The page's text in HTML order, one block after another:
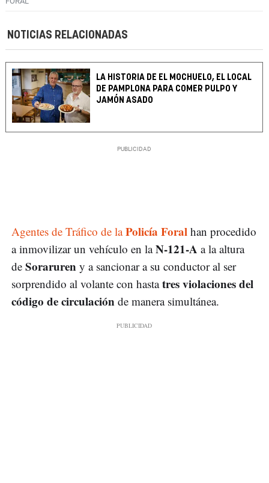
NOTICIAS RELACIONADAS
LA HISTORIA DE EL MOCHUELO, EL LOCAL
DE PAMPLONA PARA COMER PULPO Y
JAMÓN ASADO
Agentes de Tráfico de laPolicía Foral han procedido
a inmovilizar un vehículo en laN-121-A a la altura
de Soraruren y a sancionar a su conductor al ser
sorprendido al volante con hastatres violaciones del
código de circulación de manera simultánea.